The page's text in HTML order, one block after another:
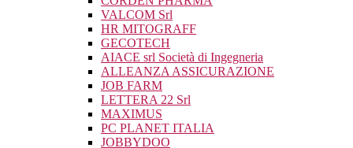
VALCOM Srl
HR MITOGRAFF
GECOTECH
AIACE srl Società di Ingegneria
ALLEANZA ASSICURAZIONE
JOB FARM
LETTERA 22 Srl
MAXIMUS
PC PLANET ITALIA
JOBBYDOO